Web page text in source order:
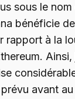
sous le
bénéficie
rapport à la
Ainsi,
prévu avant